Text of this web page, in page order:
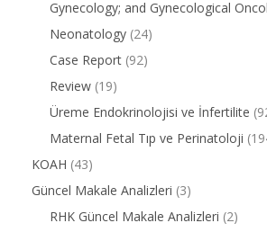
Gynecology; and Gynecological
Neonatology (24)
Case Report (92)
Review (19)
Üreme Endokrinolojisi ve İnfertilite
Maternal Fetal Tıp ve Perinatoloji
KOAH (43)
Güncel Makale Analizleri (3)
RHK Güncel Makale Analizleri (2)